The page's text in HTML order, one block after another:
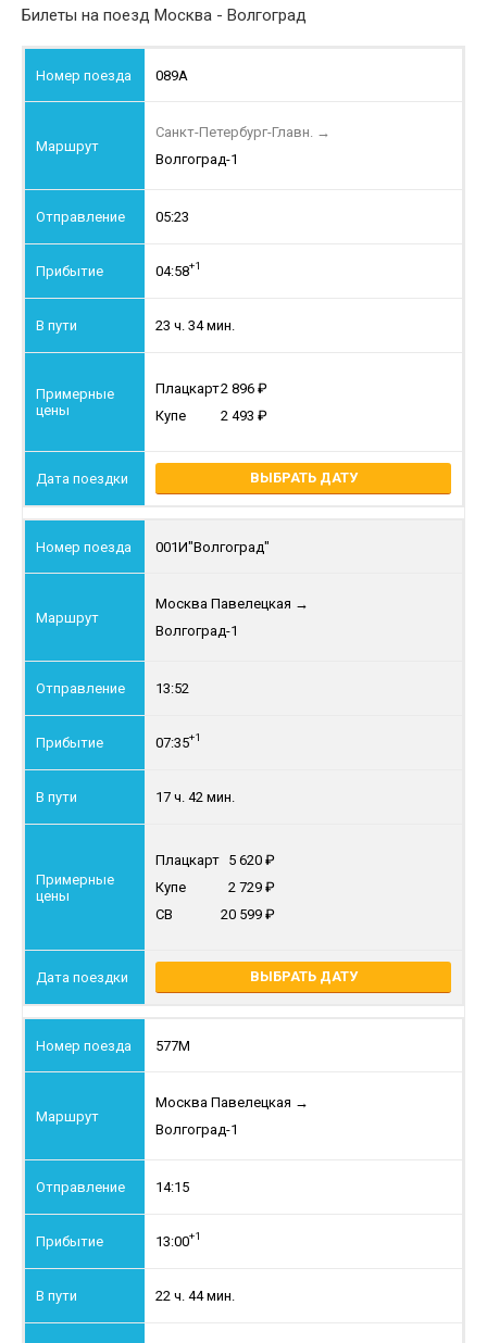
Билеты на поезд Москва - Волгоград
089А
Санкт-Петербург-Главн. →
Волгоград-1
05:23
04:58+1
23 ч. 34 мин.
Плацкарт2 896
Купе
2 493
ВЫБРАТЬ ДАТУ
001И"Волгоград"
Москва Павелецкая →
Волгоград-1
13:52
07:35+1
17 ч. 42 мин.
Плацкарт 5 620
Купе
2 729
СВ
20 599
ВЫБРАТЬ ДАТУ
577М
Москва Павелецкая →
Волгоград-1
14:15
13:00+1
22 ч. 44 мин.